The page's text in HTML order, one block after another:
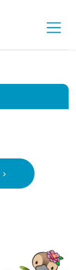
keyboard_arrow_right